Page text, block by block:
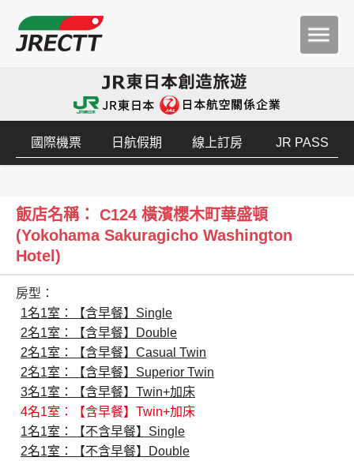
創造旅遊
國際機票 日航假期 線上訂房 JR PASS
飯店名稱： C124 橫濱櫻木町華盛頓
(Yokohama Sakuragicho Washington
Hotel)
房型：
1名1室：【含早餐】Single
2名1室：【含早餐】Double
2名1室：【含早餐】Casual Twin
2名1室：【含早餐】Superior Twin
3名1室：【含早餐】Twin+加床
4名1室：【含早餐】Twin+加床
1名1室：【不含早餐】Single
2名1室：【不含早餐】Double